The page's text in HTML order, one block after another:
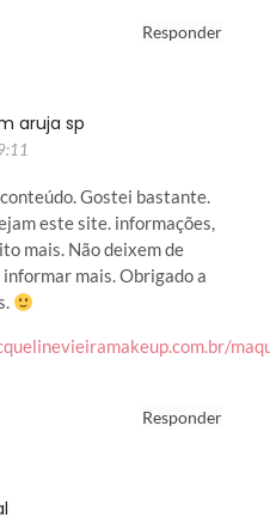
Responder
aruja sp
Gostei bastante.
este site. informações,
mais. Não deixem de
mais. Obrigado a
Responder